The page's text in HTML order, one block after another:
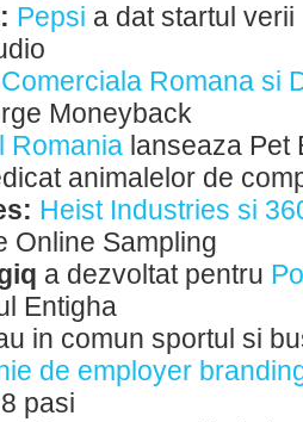
Pepsi a dat startul
Romana si
Moneyback
Romania lanseaza Pet
animalelor de
: Heist Industries si
Online Sampling
a dezvoltat pentru
Entigha
in comun sportul si
de employer
pasi